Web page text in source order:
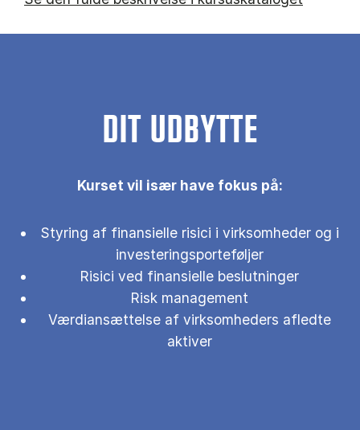
DIT UDBYTTE
Kurset vil især have fokus på:
Styring af finansielle risici i virksomheder og i
investeringsporteføljer
Risici ved finansielle beslutninger
Risk management
Værdiansættelse af virksomheders afledte
aktiver